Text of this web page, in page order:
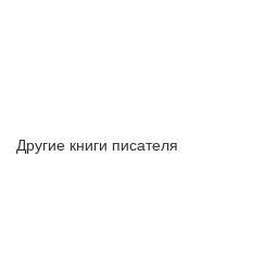
Другие книги писателя